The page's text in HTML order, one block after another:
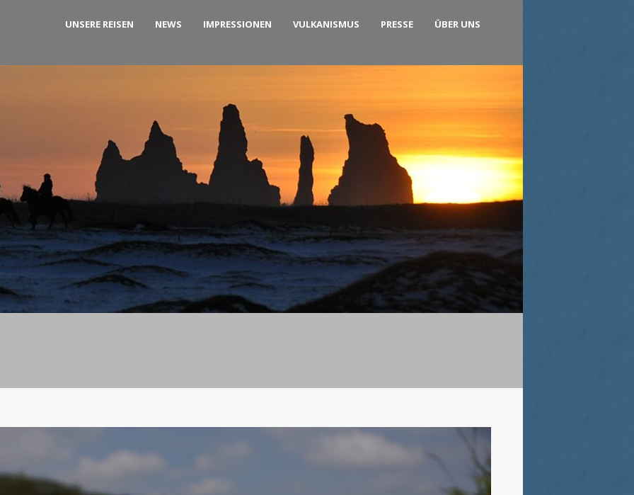
UNSERE REISEN NEWS IMPRESSIONEN VULKANISMUS PRESSE ÜBER UNS